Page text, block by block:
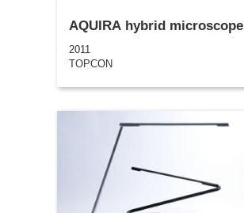
AQUIRA hybrid microscope
2011
TOPCON